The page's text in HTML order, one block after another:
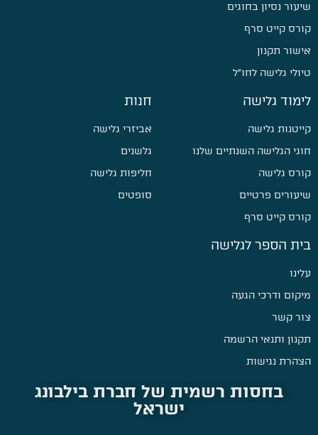
שיעור נסיון בחוגים
קורס קייט סרף
אישור תקנון
טיולי גלישה לחו״ל
לימוד גלישה
קייטנות גלישה
חוגי הגלישה השנתיים שלנו
קורס גלישה
שיעורים פרטיים
קורס קייט סרף
חנות
אביזרי גלישה
גלשנים
חליפות גלישה
סופטים
בית הספר לגלישה
עלינו
מיקום ודרכי הגעה
צור קשר
תקנון ותנאי הרשמה
הצהרת נגישות
בחסות רשמית של חברת בילבונג
ישראל